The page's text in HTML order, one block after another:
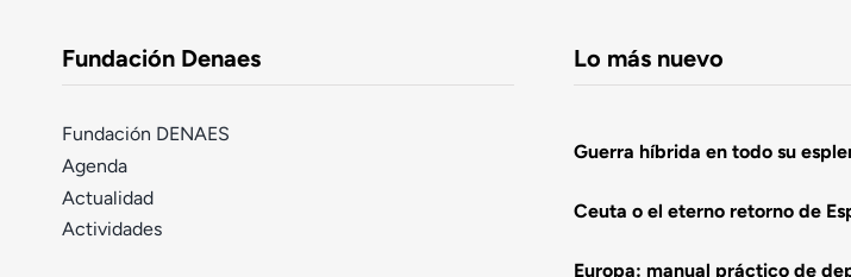
Fundación Denaes
Fundación DENAES
Agenda
Actualidad
Actividades
Lo más nuevo
Guerra híbrida en todo su
Ceuta o el eterno retorno de
Europa: manual práctico de